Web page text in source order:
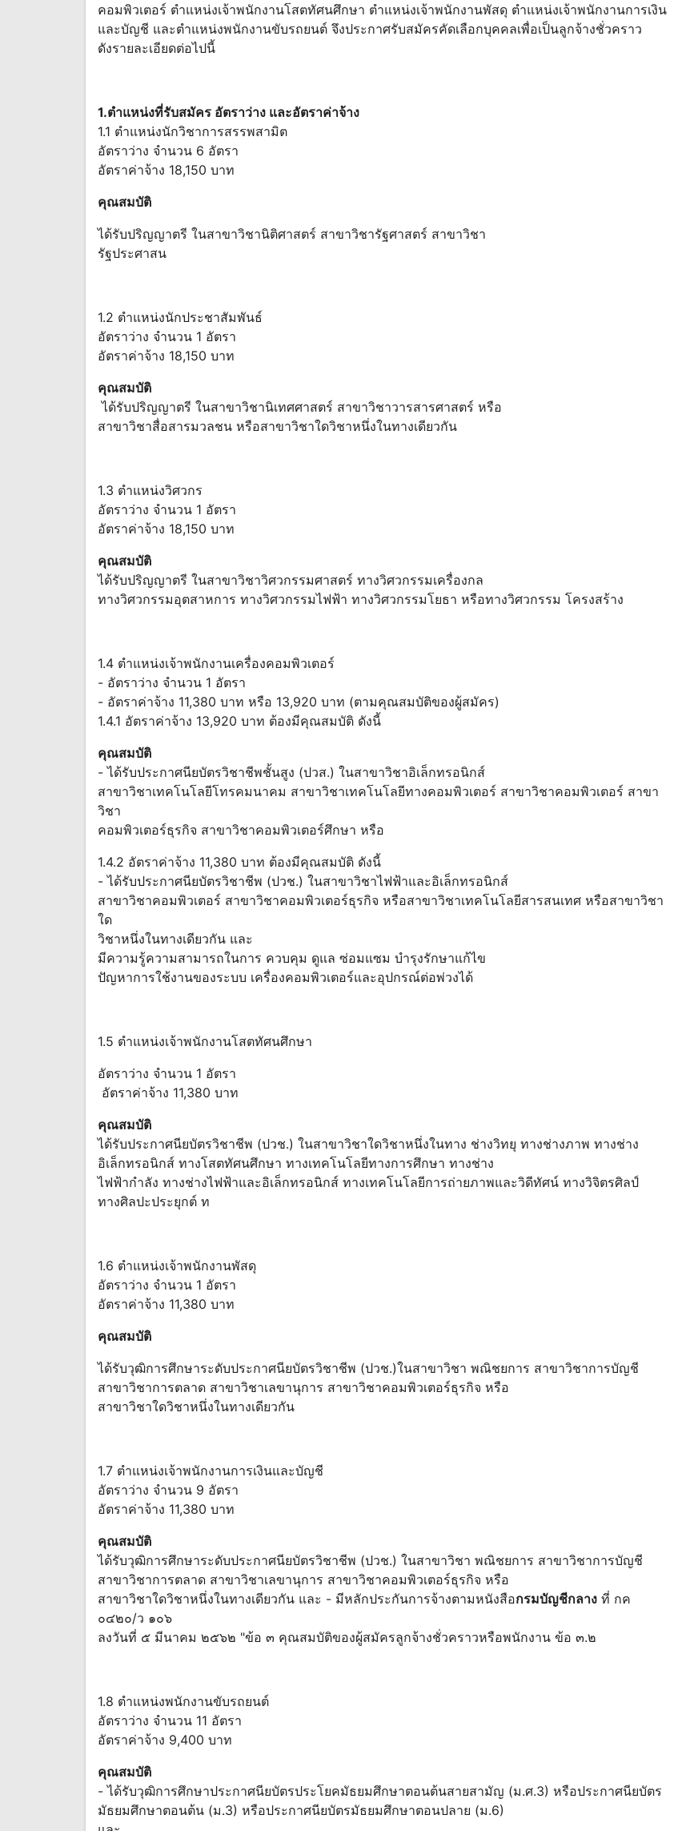
คอมพิวเตอร์ ตำแหน่งเจ้าพนักงานโสตทัศนศึกษา ตำแหน่งเจ้าพนักงานพัสดุ ตำแหน่งเจ้าพนักงานการเงิน
และบัญชี และตำแหน่งพนักงานขับรถยนต์ จึงประกาศรับสมัครคัดเลือกบุคคลเพื่อเป็นลูกจ้างชั่วคราว
ดังรายละเอียดต่อไปนี้
1.ตำแหน่งที่รับสมัคร อัตราว่าง และอัตราค่าจ้าง
1.1 ตำแหน่งนักวิชาการสรรพสามิต
อัตราว่าง จำนวน 6 อัตรา
อัตราค่าจ้าง 18,150 บาท
คุณสมบัติ
ได้รับปริญญาตรี ในสาขาวิชานิติศาสตร์ สาขาวิชารัฐศาสตร์ สาขาวิชา
รัฐประศาสน
1.2 ตำแหน่งนักประชาสัมพันธ์
อัตราว่าง จำนวน 1 อัตรา
อัตราค่าจ้าง 18,150 บาท
คุณสมบัติ
ได้รับปริญญาตรี ในสาขาวิชานิเทศศาสตร์ สาขาวิชาวารสารศาสตร์ หรือ
สาขาวิชาสื่อสารมวลชน หรือสาขาวิชาใดวิชาหนึ่งในทางเดียวกัน
1.3 ตำแหน่งวิศวกร
อัตราว่าง จำนวน 1 อัตรา
อัตราค่าจ้าง 18,150 บาท
คุณสมบัติ
ได้รับปริญญาตรี ในสาขาวิชาวิศวกรรมศาสตร์ ทางวิศวกรรมเครื่องกล
ทางวิศวกรรมอุตสาหการ ทางวิศวกรรมไฟฟ้า ทางวิศวกรรมโยธา หรือทางวิศวกรรม โครงสร้าง
1.4 ตำแหน่งเจ้าพนักงานเครื่องคอมพิวเตอร์
- อัตราว่าง จำนวน 1 อัตรา
- อัตราค่าจ้าง 11,380 บาท หรือ 13,920 บาท (ตามคุณสมบัติของผู้สมัคร)
1.4.1 อัตราค่าจ้าง 13,920 บาท ต้องมีคุณสมบัติ ดังนี้
คุณสมบัติ
- ได้รับประกาศนียบัตรวิชาชีพชั้นสูง (ปวส.) ในสาขาวิชาอิเล็กทรอนิกส์
สาขาวิชาเทคโนโลยีโทรคมนาคม สาขาวิชาเทคโนโลยีทางคอมพิวเตอร์ สาขาวิชาคอมพิวเตอร์ สาขา
วิชา
คอมพิวเตอร์ธุรกิจ สาขาวิชาคอมพิวเตอร์ศึกษา หรือ
1.4.2 อัตราค่าจ้าง 11,380 บาท ต้องมีคุณสมบัติ ดังนี้
- ได้รับประกาศนียบัตรวิชาชีพ (ปวช.) ในสาขาวิชาไฟฟ้าและอิเล็กทรอนิกส์
สาขาวิชาคอมพิวเตอร์ สาขาวิชาคอมพิวเตอร์ธุรกิจ หรือสาขาวิชาเทคโนโลยีสารสนเทศ หรือสาขาวิชา
ใด
วิชาหนึ่งในทางเดียวกัน และ
มีความรู้ความสามารถในการ ควบคุม ดูแล ซ่อมแซม บำรุงรักษาแก้ไข
ปัญหาการใช้งานของระบบ เครื่องคอมพิวเตอร์และอุปกรณ์ต่อพ่วงได้
1.5 ตำแหน่งเจ้าพนักงานโสตทัศนศึกษา
อัตราว่าง จำนวน 1 อัตรา
อัตราค่าจ้าง 11,380 บาท
คุณสมบัติ
ได้รับประกาศนียบัตรวิชาชีพ (ปวช.) ในสาขาวิชาใดวิชาหนึ่งในทาง ช่างวิทยุ ทางช่างภาพ ทางช่าง
อิเล็กทรอนิกส์ ทางโสตทัศนศึกษา ทางเทคโนโลยีทางการศึกษา ทางช่าง
ไฟฟ้ากำลัง ทางช่างไฟฟ้าและอิเล็กทรอนิกส์ ทางเทคโนโลยีการถ่ายภาพและวิดีทัศน์ ทางวิจิตรศิลป์
ทางศิลปะประยุกต์ ท
1.6 ตำแหน่งเจ้าพนักงานพัสดุ
อัตราว่าง จำนวน 1 อัตรา
อัตราค่าจ้าง 11,380 บาท
คุณสมบัติ
ได้รับวุฒิการศึกษาระดับประกาศนียบัตรวิชาชีพ (ปวช.)ในสาขาวิชา พณิชยการ สาขาวิชาการบัญชี
สาขาวิชาการตลาด สาขาวิชาเลขานุการ สาขาวิชาคอมพิวเตอร์ธุรกิจ หรือ
สาขาวิชาใดวิชาหนึ่งในทางเดียวกัน
1.7 ตำแหน่งเจ้าพนักงานการเงินและบัญชี
อัตราว่าง จำนวน 9 อัตรา
อัตราค่าจ้าง 11,380 บาท
คุณสมบัติ
ได้รับวุฒิการศึกษาระดับประกาศนียบัตรวิชาชีพ (ปวช.) ในสาขาวิชา พณิชยการ สาขาวิชาการบัญชี
สาขาวิชาการตลาด สาขาวิชาเลขานุการ สาขาวิชาคอมพิวเตอร์ธุรกิจ หรือ
สาขาวิชาใดวิชาหนึ่งในทางเดียวกัน และ - มีหลักประกันการจ้างตามหนังสือกรมบัญชีกลาง ที่ กค
๐๔๒๐/ว ๑๐๖
ลงวันที่ ๕ มีนาคม ๒๕๖๒ "ข้อ ๓ คุณสมบัติของผู้สมัครลูกจ้างชั่วคราวหรือพนักงาน ข้อ ๓.๒
1.8 ตำแหน่งพนักงานขับรถยนต์
อัตราว่าง จำนวน 11 อัตรา
อัตราค่าจ้าง 9,400 บาท
คุณสมบัติ
- ได้รับวุฒิการศึกษาประกาศนียบัตรประโยคมัธยมศึกษาตอนต้นสายสามัญ (ม.ศ.3) หรือประกาศนียบัตร
มัธยมศึกษาตอนต้น (ม.3) หรือประกาศนียบัตรมัธยมศึกษาตอนปลาย (ม.6)